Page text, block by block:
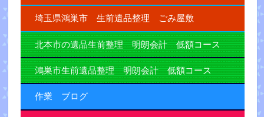
埼玉県鴻巣市 生前遺品整理 ごみ屋敷
北本市の遺品生前整理 明朗会計 低額コース
鴻巣市生前遺品整理 明朗会計 低額コース
作業 ブログ